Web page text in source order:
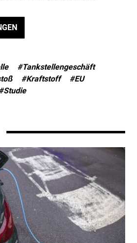
#Tankstellengeschäft
#Kraftstoff
#EU